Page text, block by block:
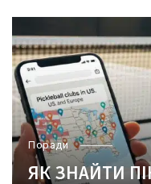
Поради
ЯК ЗНАЙТИ